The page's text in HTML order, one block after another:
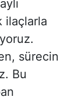
ilaçlarla
sürecin
Bu